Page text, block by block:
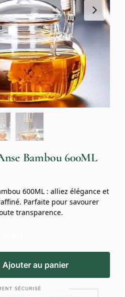
Bambou 600ML
600ML : alliez élégance et
Parfaite pour savourer
transparence.
Ajouter au panier